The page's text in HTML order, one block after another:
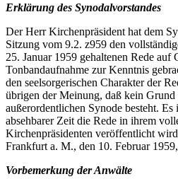
Erklärung des Synodalvorstandes
Der Herr Kirchenpräsident hat dem
Sitzung vom 9.2. z959 den
25. Januar 1959 gehaltenen Rede auf
Tonbandaufnahme zur Kenntnis
den seelsorgerischen Charakter der
übrigen der Meinung, daß kein
außerordentlichen Synode besteht.
absehbarer Zeit die Rede in ihrem
Kirchenpräsidenten veröffentlicht
Frankfurt a. M., den 10. Februar
Vorbemerkung der Anwälte